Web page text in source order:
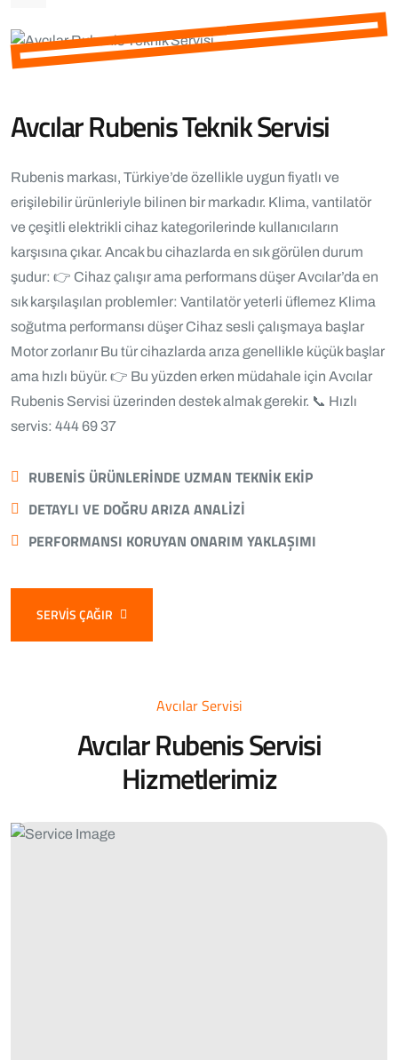
Avcılar Rubenis Teknik Servisi
Rubenis markası, Türkiye’de özellikle uygun fiyatlı ve
erişilebilir ürünleriyle bilinen bir markadır. Klima, vantilatör
ve çeşitli elektrikli cihaz kategorilerinde kullanıcıların
karşısına çıkar. Ancak bu cihazlarda en sık görülen durum
şudur: 👉 Cihaz çalışır ama performans düşer Avcılar’da en
sık karşılaşılan problemler: Vantilatör yeterli üflemez Klima
soğutma performansı düşer Cihaz sesli çalışmaya başlar
Motor zorlanır Bu tür cihazlarda arıza genellikle küçük başlar
ama hızlı büyür. 👉 Bu yüzden erken müdahale için Avcılar
Rubenis Servisi üzerinden destek almak gerekir. 📞 Hızlı
servis: 444 69 37
RUBENIS ÜRÜNLERINDE UZMAN TEKNIK EKIP
DETAYLI VE DOĞRU ARIZA ANALIZI
PERFORMANSI KORUYAN ONARIM YAKLAŞIMI
SERVIS ÇAĞIR
Avcılar Servisi
Avcılar Rubenis Servisi
Hizmetlerimiz